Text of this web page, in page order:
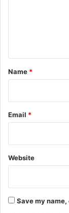
*
Name *
Email *
Website
Save my